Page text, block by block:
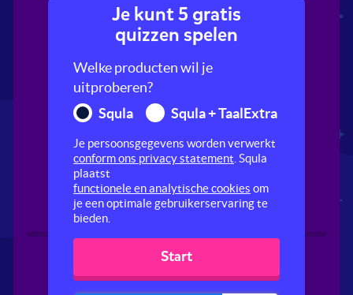
Beestenboel De kat
Je kunt 5 gratis
quizzen spelen
Welke producten wil je
uitproberen?
Squla
Squla + TaalExtra
Je persoonsgegevens worden verwerkt
conform ons privacy statement . Squla
plaatst
functionele en analytische cookies om
je een optimale gebruikerservaring te
bieden.
Start